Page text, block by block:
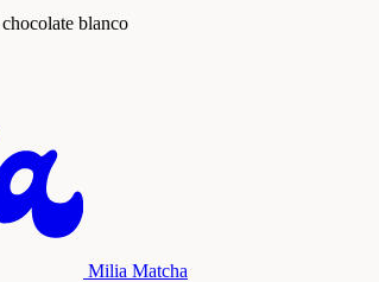
blanco
Milia Matcha